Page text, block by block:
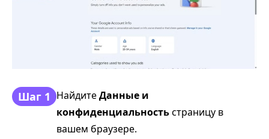
Шаг 1 НайдитеДанные и
конфиденциальностьстраницу в
вашем браузере.